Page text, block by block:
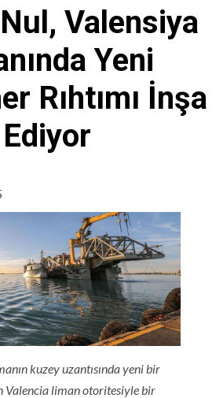
Valensiya
Yeni
Rıhtımı İnşa
Ediyor
kuzey uzantısında yeni bir
Valencia liman otoritesiyle bir